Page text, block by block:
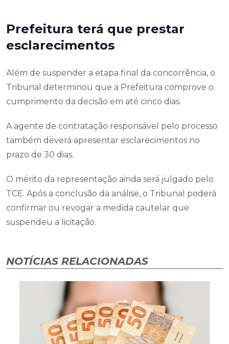
Prefeitura terá que prestar
esclarecimentos
Além de suspender a etapa final da concorrência, o
Tribunal determinou que a Prefeitura comprove o
cumprimento da decisão em até cinco dias.
A agente de contratação responsável pelo processo
também deverá apresentar esclarecimentos no
prazo de 30 dias.
O mérito da representação ainda será julgado pelo
TCE. Após a conclusão da análise, o Tribunal poderá
confirmar ou revogar a medida cautelar que
suspendeu a licitação.
NOTÍCIAS RELACIONADAS